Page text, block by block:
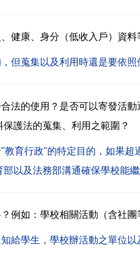
健康、身分（低收入戶）資料
但蒐集以及利用時還是要依
法的使用？是否可以寄發活
護法的蒐集、利用之範圍？
育行政"的特定目的，如果超
以及法務部溝通確保學校能
例如：學校相關活動（含社
給學生，學校辦活動之單位